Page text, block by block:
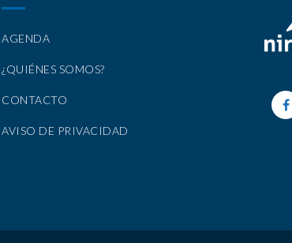
AGENDA
¿QUIÉNES SOMOS?
CONTACTO
AVISO DE PRIVACIDAD